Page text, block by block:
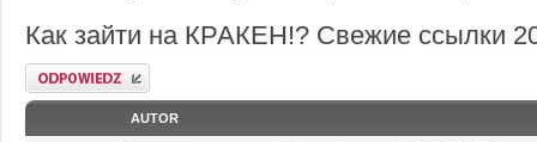
Как зайти на КРАКЕН!? Свежие ссылки
Odpowiedz
AUTOR